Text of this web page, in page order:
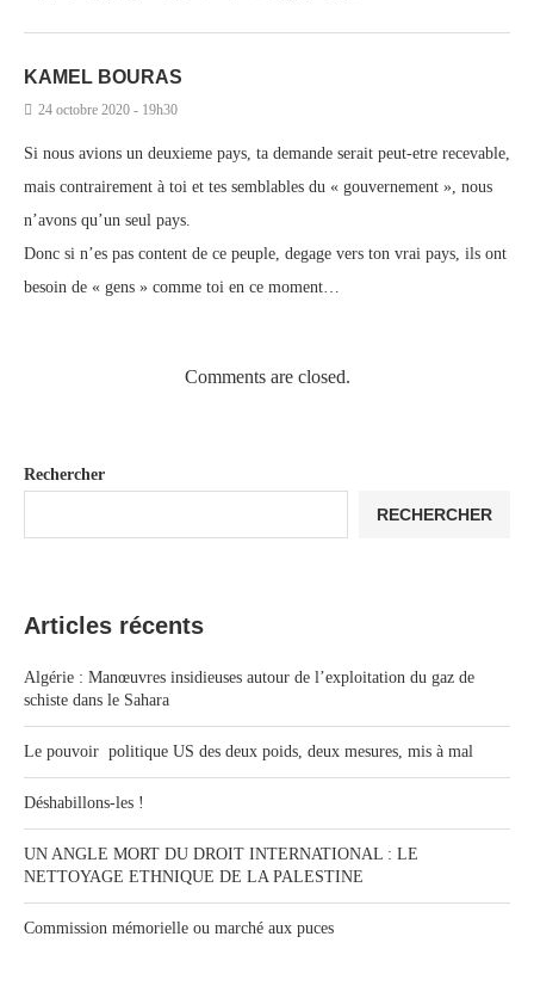
KAMEL BOURAS
24 octobre 2020 - 19h30
Si nous avions un deuxieme pays, ta demande serait peut-etre recevable,
mais contrairement à toi et tes semblables du « gouvernement », nous
n’avons qu’un seul pays.
Donc si n’es pas content de ce peuple, degage vers ton vrai pays, ils ont
besoin de « gens » comme toi en ce moment…
Comments are closed.
Rechercher
RECHERCHER
Articles récents
Algérie : Manœuvres insidieuses autour de l’exploitation du gaz de
schiste dans le Sahara
Le pouvoir politique US des deux poids, deux mesures, mis à mal
Déshabillons-les !
UN ANGLE MORT DU DROIT INTERNATIONAL : LE
NETTOYAGE ETHNIQUE DE LA PALESTINE
Commission mémorielle ou marché aux puces